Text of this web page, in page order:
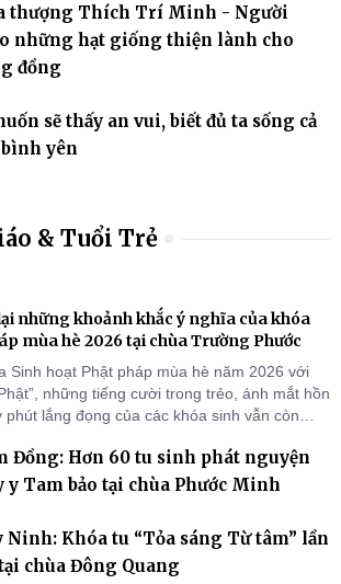
thượng Thích Trí Minh - Người
những hạt giống thiện lành cho
đồng
sẽ thấy an vui, biết đủ ta sống cả
yên
& Tuổi Trẻ
những khoảnh khắc ý nghĩa của khóa
mùa hè 2026 tại chùa Trường Phước
Sinh hoạt Phật pháp mùa hè năm 2026 với
những tiếng cười trong trẻo, ánh mắt hồn
phút lắng đọng của các khóa sinh vẫn còn
học ngắn ngủi nhưng đã trở thành hành
hạt giống thiện l
Đồng: Hơn 60 tu sinh phát nguyện
y Tam bảo tại chùa Phước Minh
Ninh: Khóa tu “Tỏa sáng Từ tâm” lần
chùa Đông Quang